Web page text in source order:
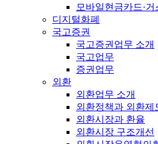
모바일현금카드·
디지털화폐
국고증권
국고증권업무 소개
국고업무
증권업무
외환
외환업무 소개
외환정책과 외환제
외환시장과 환율
외환시장 구조개선